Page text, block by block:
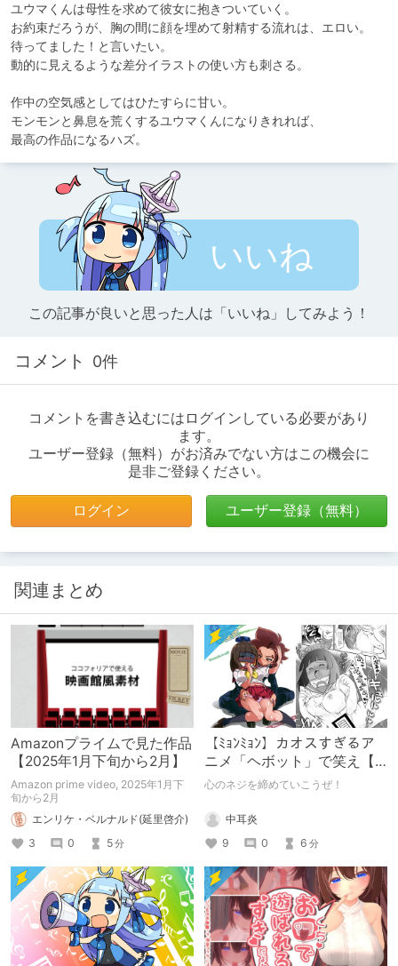
ユウマくんは母性を求めて彼女に抱きついていく。
お約束だろうが、胸の間に顔を埋めて射精する流れは、エロい。
待ってました！と言いたい。
動的に見えるような差分イラストの使い方も刺さる。
作中の空気感としてはひたすらに甘い。
モンモンと鼻息を荒くするユウマくんになりきれれば、
最高の作品になるハズ。
いいね
この記事が良いと思った人は「いいね」してみよう！
コメント 0件
コメントを書き込むにはログインしている必要があり
ます。
ユーザー登録（無料）がお済みでない方はこの機会に
是非ご登録ください。
ログイン ユーザー登録（無料）
関連まとめ
Amazonプライムで見た作品
【2025年1月下旬から2月】
Amazon prime video, 2025年1月下
旬から2月
エンリケ・ベルナルド(延里啓介)
3
0 5分
【ﾐｮﾝﾐｮﾝ】カオスすぎるア
ニメ「ヘボット」で笑え【ﾍ
ﾎﾞﾗﾍｰ】
心のネジを締めていこうぜ！
中耳炎
9
0 6 分